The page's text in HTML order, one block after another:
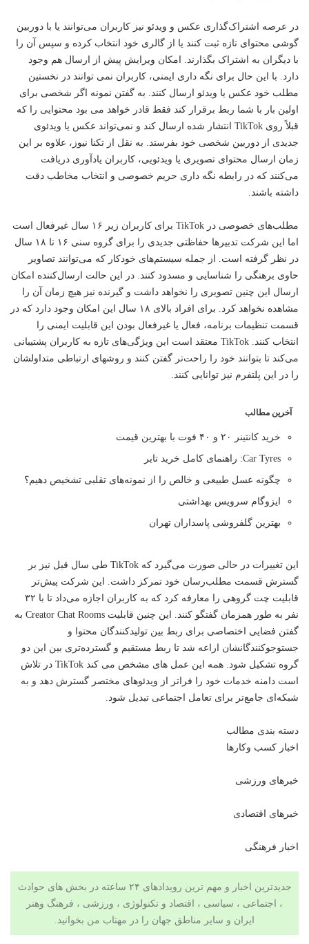
در عرصه اشتراک‌گذاری عکس و ویدئو نیز کاربران می‌توانند یا با دوربین
گوشی محتوای تازه ثبت کنند یا از گالری خود انتخاب کرده و سپس آن را
با دیگران به اشتراک بگذارند. امکان ویرایش پیش از ارسال هم وجود
دارد. با این حال برای نگه داری ایمنی، کاربران نمی توانند در نخستین
مطلب خود عکس یا ویدئو ارسال کنند. به گفتن نمونه اگر شخصی برای
اولین بار با شما ربط برقرار کند فقط قادر خواهد می بود محتوایی را که
قبلاً روی TikTok انتشار شده ارسال کند و نمی‌تواند عکس یا ویدئوی
جدیدی از دوربین شخصی خود بفرستد. به نقل از تکنا نیوز، علاوه بر این
زمان ارسال محتوای تصویری یا ویدئویی، کاربران یادآوری دریافت
می‌کنند که در رابطه نگه داری حریم خصوصی و انتخاب مخاطب دقت
داشته باشند.
مطلب‌های خصوصی در TikTok برای کاربران زیر ۱۶ سال غیرفعال است
اما این شرکت تدبیرها حفاظتی جدیدی را برای گروه سنی ۱۶ تا ۱۸ سال
در نظر گرفته است. از جمله سیستم‌های خودکار که می‌توانند تصاویر
حاوی برهنگی را شناسایی و مسدود کنند. در این حالت ارسال‌کننده امکان
ارسال این چنین تصویری را نخواهد داشت و گیرنده نیز هیچ زمان آن را
مشاهده نخواهد کرد. برای افراد بالای ۱۸ سال این امکان وجود دارد که در
قسمت تنظیمات برنامه، فعال یا غیرفعال بودن این قابلیت ایمنی را
انتخاب کنند. TikTok معتقد است این ویژگی‌های تازه به کاربران پشتیبانی
می‌کند تا بتوانند خود را راحت‌تر گفتن کنند و روشهای ارتباطی متداولشان
را در این پلتفرم نیز توانایی کنند.
آخرین مطالب
خرید کانتینر ۲۰ و ۴۰ فوت با بهترین قیمت
Car Tyres: راهنمای کامل خرید تایر
چگونه عسل طبیعی و خالص را از نمونه‌های تقلبی تشخیص دهیم؟
ایزوگام سرویس بهداشتی
بهترین گلفروشی پاسداران تهران
این تغییرات در حالی صورت می‌گیرد که TikTok طی سال قبل نیز بر
گسترش قسمت مطلب‌رسان خود تمرکز داشت. این شرکت پیش‌تر
قابلیت چت گروهی را معارفه کرد که به کاربران اجازه می‌داد تا با ۳۲
نفر به طور همزمان گفتگو کنند. این چنین قابلیت Creator Chat Rooms به
گفتن فضایی اختصاصی برای ربط بین تولیدکنندگان محتوا و
جستوجو‌کنندگانشان اراعه شد تا ربط مستقیم و گسترده‌تری بین این دو
گروه تشکیل شود. همه این عمل های مشخص می کند TikTok در تلاش
است دامنه خدمات خود را فراتر از ویدئوهای مختصر گسترش دهد و به
شبکه‌ای جامع‌تر برای تعامل اجتماعی تبدیل شود.
دسته بندی مطالب
اخبار کسب وکارها
خبرهای ورزشی
خبرهای اقتصادی
اخبار فرهنگی
جدیدترین اخبار و مهم ترین رویدادهای ۲۴ ساعته در بخش های حوادث
، اجتماعی ، سیاسی ، اقتصاد و تکنولوژی ، ورزشی ، فرهنگ وهنر
ایران و سایر مناطق جهان را در مهتاب من بخوانید.